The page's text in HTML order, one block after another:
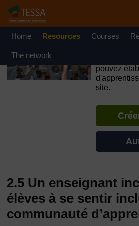
Passer au contenu principal
OpenLearn Create will be
August 2026 from 8am to 10.30am
Home Resources Courses
The network
pouvez
site.
2.5 Un enseignant
élèves à se sentir
communauté